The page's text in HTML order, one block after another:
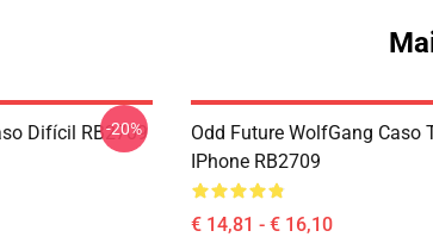
Difícil RB2709
-20%
Odd Future WolfGang Caso
IPhone RB2709
€ 14,81 - € 16,10